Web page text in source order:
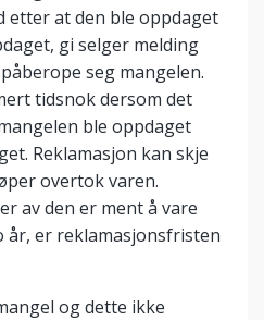
etter at den ble oppdaget
gi selger melding
seg mangelen.
tidsnok dersom det
ble oppdaget
Reklamasjon kan skje
overtok varen.
av den er ment å vare
år, er reklamasjonsfristen
og dette ikke